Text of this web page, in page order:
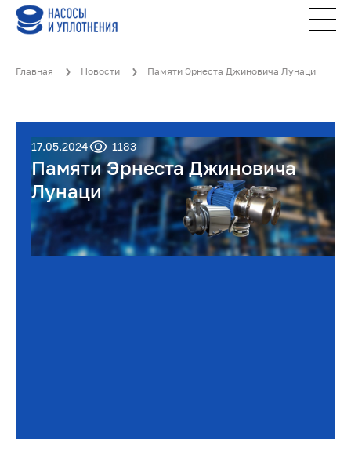
Главная Новости Памяти Эрнеста Джиновича Лунаци
17.05.2024 1183
Памяти Эрнеста Джиновича
Лунаци